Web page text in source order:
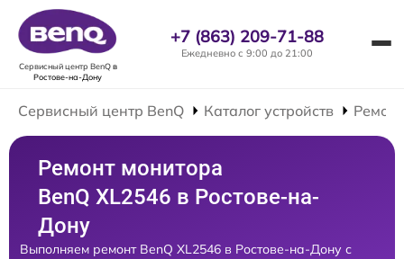
Сервисный центр BenQв
Ростове-на-Дону
+7 (863) 209-71-88
Ежедневно с 9:00 до 21:00
Сервисный центр BenQ Каталог устройств
Ремонт монитора
BenQ XL2546 в Ростове-на-
Дону
Выполняем ремонт BenQ XL2546 в Ростове-на-Дону с